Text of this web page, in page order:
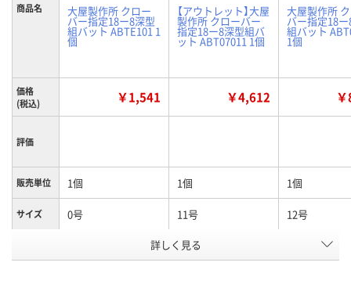
商品名 大屋製作所 クロー
バー指定18ー8深型
組バット ABTE101 1
個
【アウトレット】大屋
製作所 クローバー
指定18ー8深型組バ
ット ABT07011 1個
大屋製作所
バー指定18
組バット
1個
価格
(税込)
￥1,541 ￥4,612
評価
販売単位 1個 1個 1個
サイズ 0号 11号 12号
1020895 1020901
詳しく見る